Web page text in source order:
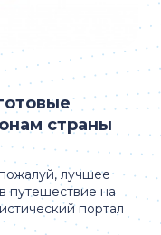
лучшее
путешествие на
портал
страны